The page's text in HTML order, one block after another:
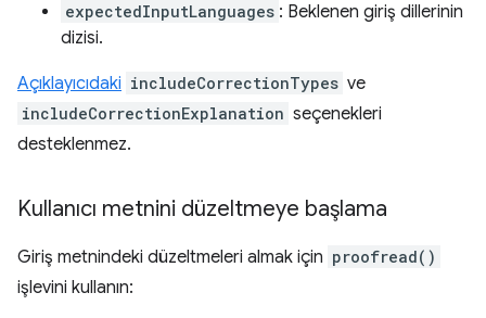
expectedInputLanguages : Beklenen giriş dillerinin
dizisi.
Açıklayıcıdaki includeCorrectionTypes ve
includeCorrectionExplanation seçenekleri
desteklenmez.
Kullanıcı metnini düzeltmeye başlama
Giriş metnindeki düzeltmeleri almak için proofread()
işlevini kullanın: